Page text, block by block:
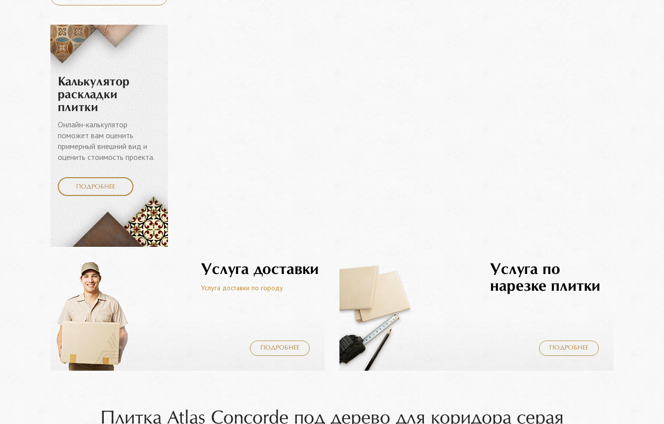
Калькулятор
раскладки
плитки
Онлайн-калькулятор
поможет вам оценить
примерный внешний вид и
оценить стоимость проекта.
ПОДРОБНЕЕ
Услуга доставки
Услуга доставки по городу
ПОДРОБНЕЕ
Услуга по
нарезке плитки
ПОДРОБНЕЕ
Плитка Atlas Concorde под дерево для коридора серая